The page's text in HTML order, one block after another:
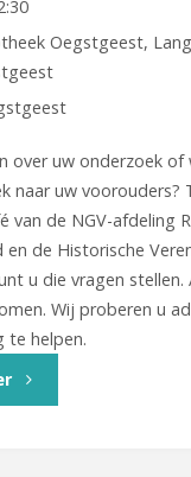
Oegstgeest,
over uw onderzoek of
naar uw voorouders?
van de NGV-afdeling
en de Historische
u die vragen stellen.
Wij proberen u
te helpen.
"Historisch